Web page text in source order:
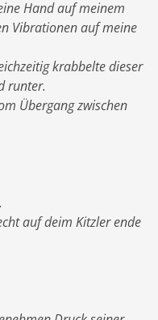
Hand auf meinem
Vibrationen auf meine
krabbelte dieser
runter.
Übergang zwischen
auf deim Kitzler ende